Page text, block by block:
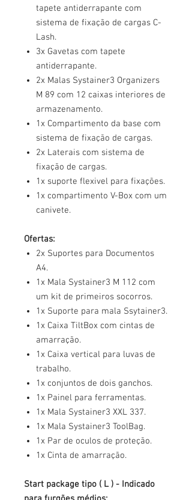
tapete antiderrapante com
sistema de fixação de cargas C-
Lash.
3x Gavetas com tapete
antiderrapante.
2x Malas Systainer3 Organizers
M 89 com 12 caixas interiores de
armazenamento.
1x Compartimento da base com
sistema de fixação de cargas.
2x Laterais com sistema de
fixação de cargas.
1x suporte flexivel para fixações.
1x compartimento V-Box com um
canivete.
Ofertas:
2x Suportes para Documentos
A4.
1x Mala Systainer3 M 112 com
um kit de primeiros socorros.
1x Suporte para mala Ssytainer3.
1x Caixa TiltBox com cintas de
amarração.
1x Caixa vertical para luvas de
trabalho.
1x conjuntos de dois ganchos.
1x Painel para ferramentas.
1x Mala Systainer3 XXL 337.
1x Mala Systainer3 ToolBag.
1x Par de oculos de proteção.
1x Cinta de amarração.
Start package tipo ( L ) - Indicado